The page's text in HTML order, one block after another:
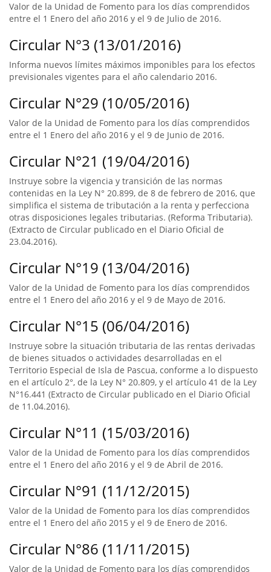
Valor de la Unidad de Fomento para los días comprendidos
entre el 1 Enero del año 2016 y el 9 de Julio de 2016.
Circular N°3 (13/01/2016)
Informa nuevos límites máximos imponibles para los efectos
previsionales vigentes para el año calendario 2016.
Circular N°29 (10/05/2016)
Valor de la Unidad de Fomento para los días comprendidos
entre el 1 Enero del año 2016 y el 9 de Junio de 2016.
Circular N°21 (19/04/2016)
Instruye sobre la vigencia y transición de las normas
contenidas en la Ley N° 20.899, de 8 de febrero de 2016, que
simplifica el sistema de tributación a la renta y perfecciona
otras disposiciones legales tributarias. (Reforma Tributaria).
(Extracto de Circular publicado en el Diario Oficial de
23.04.2016).
Circular N°19 (13/04/2016)
Valor de la Unidad de Fomento para los días comprendidos
entre el 1 Enero del año 2016 y el 9 de Mayo de 2016.
Circular N°15 (06/04/2016)
Instruye sobre la situación tributaria de las rentas derivadas
de bienes situados o actividades desarrolladas en el
Territorio Especial de Isla de Pascua, conforme a lo dispuesto
en el artículo 2°, de la Ley N° 20.809, y el artículo 41 de la Ley
N°16.441 (Extracto de Circular publicado en el Diario Oficial
de 11.04.2016).
Circular N°11 (15/03/2016)
Valor de la Unidad de Fomento para los días comprendidos
entre el 1 Enero del año 2016 y el 9 de Abril de 2016.
Circular N°91 (11/12/2015)
Valor de la Unidad de Fomento para los días comprendidos
entre el 1 Enero del año 2015 y el 9 de Enero de 2016.
Circular N°86 (11/11/2015)
Valor de la Unidad de Fomento para los días comprendidos